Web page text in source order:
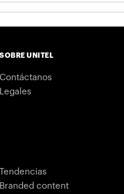
SOBRE UNITEL
Contáctanos
Legales
Tendencias
Branded content